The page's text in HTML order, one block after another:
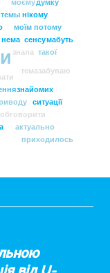
темы
нема
моєму
моїм
знала
тема
знайомих
нікому
обговорити
сенсу
потому
ситуації
актуально
думку
забуваю
такої
приходилось
мабуть